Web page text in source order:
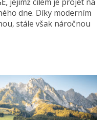
dne. Díky moderním
stále však náročnou